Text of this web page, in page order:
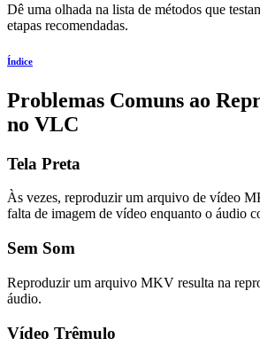
Dê uma olhada na lista de métodos que
etapas recomendadas.
Índice
Problemas Comuns ao
no VLC
Tela Preta
Às vezes, reproduzir um arquivo de vídeo
falta de imagem de vídeo enquanto o áudio
Sem Som
Reproduzir um arquivo MKV resulta na
áudio.
Vídeo Trêmulo